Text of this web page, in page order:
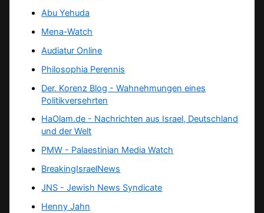
Abu Yehuda
Mena-Watch
Audiatur Online
Philosophia Perennis
Der. Korenz Blog - Wahnehmungen eines
Politikversehrten
HaOlam.de - Nachrichten aus Israel, Deutschland
und der Welt
PMW - Palaestinian Media Watch
BreakingIsraelNews
JNS - Jewish News Syndicate
Henny Jahn